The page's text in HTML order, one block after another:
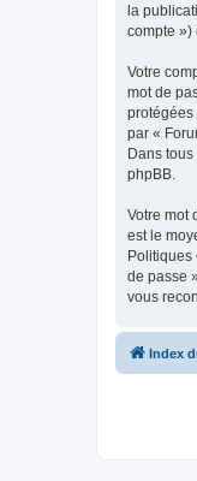
la
compte »)
Votre
mot de
protégées
par «
Dans
phpBB.
Votre mot
est le
Politiques
de passe
vous
Index